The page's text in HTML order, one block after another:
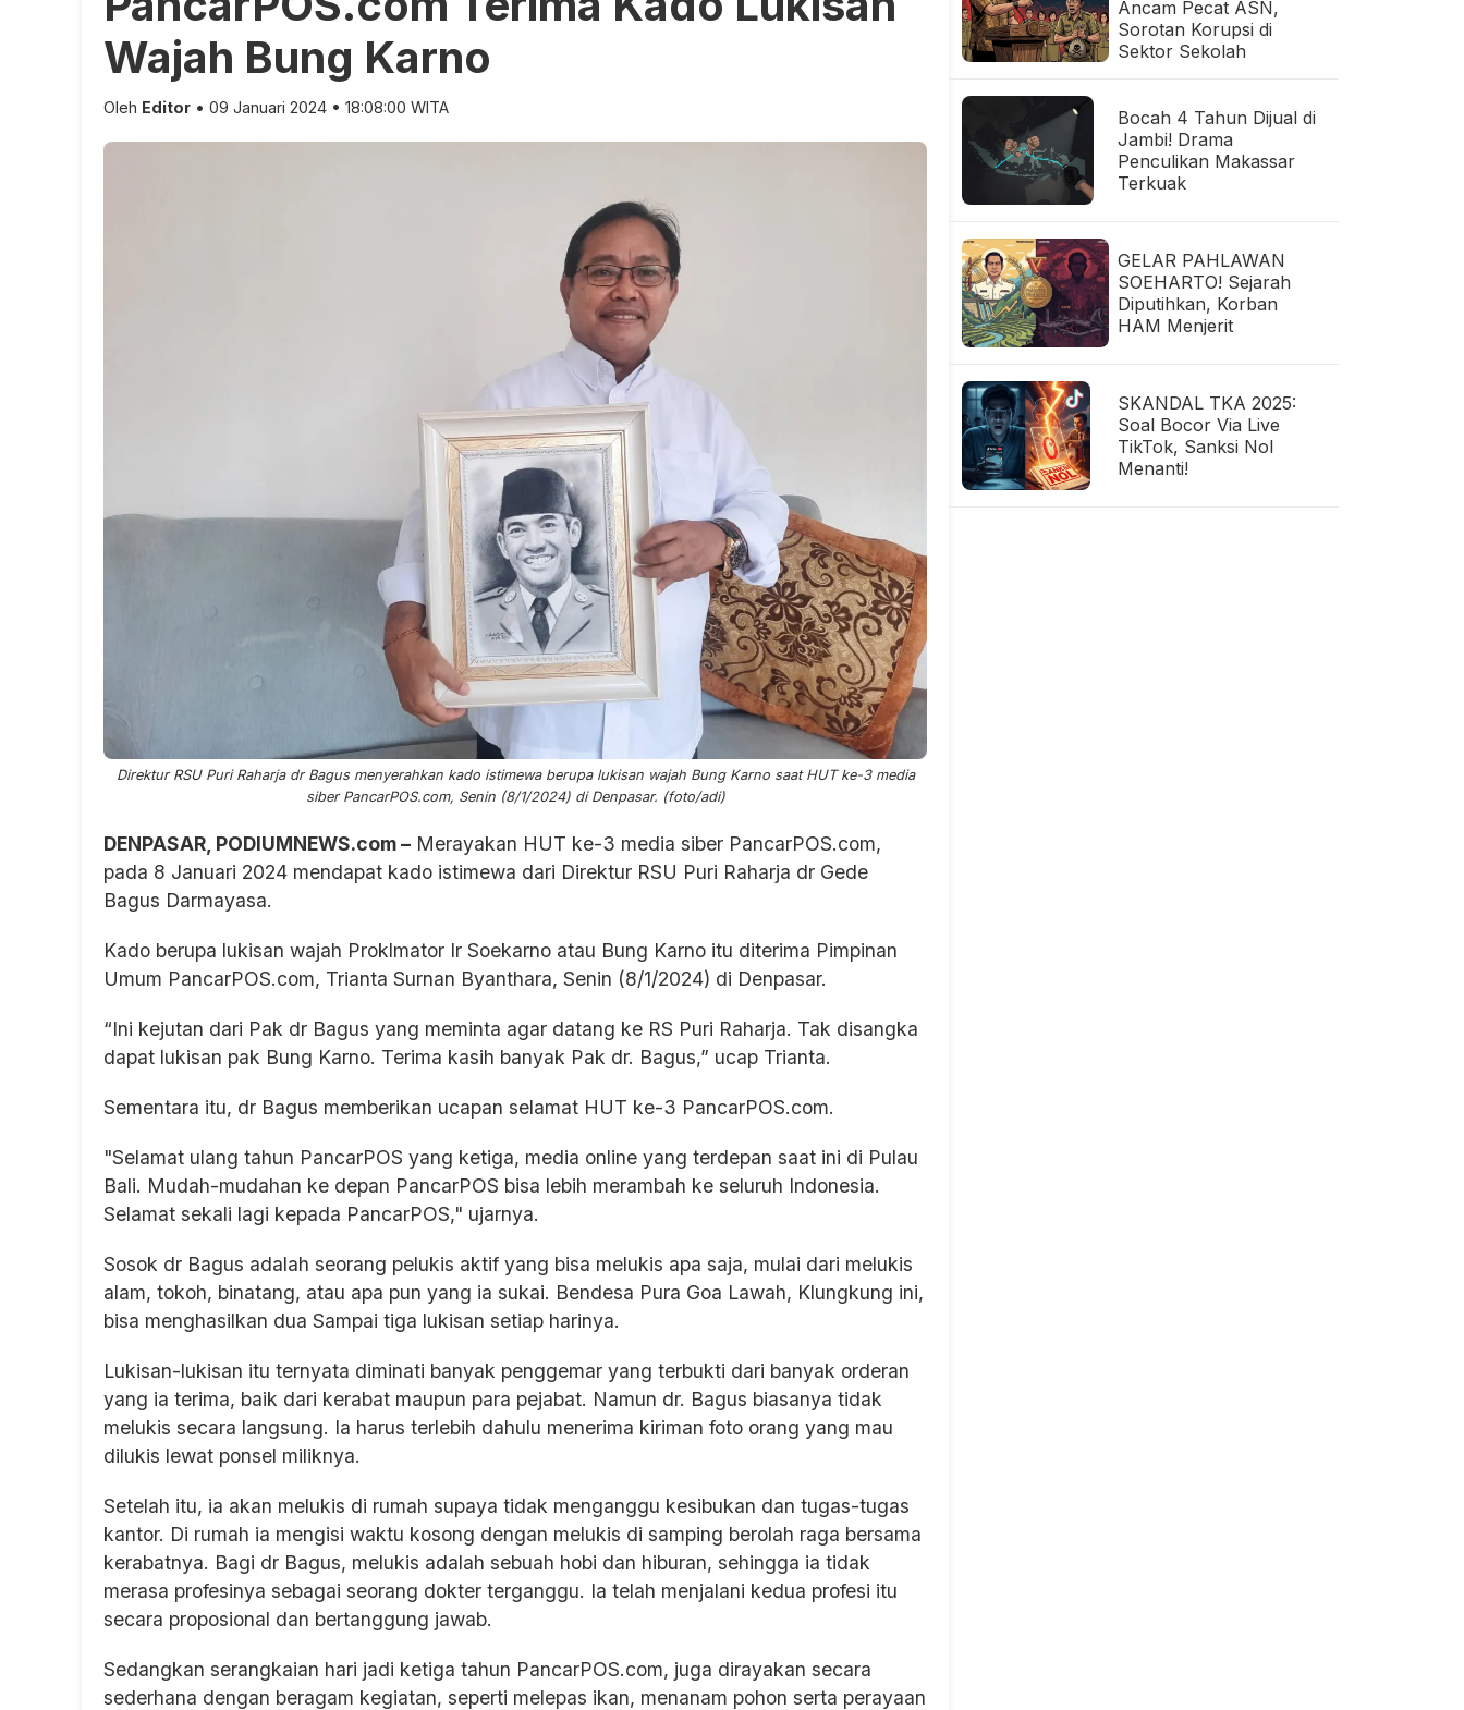
Wajah Bung Karno
Oleh Editor • 09 Januari 2024 • 18:08:00 WITA
Direktur RSU Puri Raharja dr Bagus menyerahkan kado istimewa berupa lukisan wajah Bung Karno saat HUT ke-3 media
siber PancarPOS.com, Senin (8/1/2024) di Denpasar. (foto/adi)
DENPASAR, PODIUMNEWS.com – Merayakan HUT ke-3 media siber PancarPOS.com,
pada 8 Januari 2024 mendapat kado istimewa dari Direktur RSU Puri Raharja dr Gede
Bagus Darmayasa.
Kado berupa lukisan wajah Proklmator Ir Soekarno atau Bung Karno itu diterima Pimpinan
Umum PancarPOS.com, Trianta Surnan Byanthara, Senin (8/1/2024) di Denpasar.
“Ini kejutan dari Pak dr Bagus yang meminta agar datang ke RS Puri Raharja. Tak disangka
dapat lukisan pak Bung Karno. Terima kasih banyak Pak dr. Bagus,” ucap Trianta.
Sementara itu, dr Bagus memberikan ucapan selamat HUT ke-3 PancarPOS.com.
"Selamat ulang tahun PancarPOS yang ketiga, media online yang terdepan saat ini di Pulau
Bali. Mudah-mudahan ke depan PancarPOS bisa lebih merambah ke seluruh Indonesia.
Selamat sekali lagi kepada PancarPOS," ujarnya.
Sosok dr Bagus adalah seorang pelukis aktif yang bisa melukis apa saja, mulai dari melukis
alam, tokoh, binatang, atau apa pun yang ia sukai. Bendesa Pura Goa Lawah, Klungkung ini,
bisa menghasilkan dua Sampai tiga lukisan setiap harinya.
Lukisan-lukisan itu ternyata diminati banyak penggemar yang terbukti dari banyak orderan
yang ia terima, baik dari kerabat maupun para pejabat. Namun dr. Bagus biasanya tidak
melukis secara langsung. Ia harus terlebih dahulu menerima kiriman foto orang yang mau
dilukis lewat ponsel miliknya.
Setelah itu, ia akan melukis di rumah supaya tidak menganggu kesibukan dan tugas-tugas
kantor. Di rumah ia mengisi waktu kosong dengan melukis di samping berolah raga bersama
kerabatnya. Bagi dr Bagus, melukis adalah sebuah hobi dan hiburan, sehingga ia tidak
merasa profesinya sebagai seorang dokter terganggu. Ia telah menjalani kedua profesi itu
secara proposional dan bertanggung jawab.
Sedangkan serangkaian hari jadi ketiga tahun PancarPOS.com, juga dirayakan secara
sederhana dengan beragam kegiatan, seperti melepas ikan, menanam pohon serta perayaan
Ancam Pecat ASN,
Sorotan Korupsi di
Sektor Sekolah
Bocah 4 Tahun Dijual di
Jambi! Drama
Penculikan Makassar
Terkuak
GELAR PAHLAWAN
SOEHARTO! Sejarah
Diputihkan, Korban
HAM Menjerit
SKANDAL TKA 2025:
Soal Bocor Via Live
TikTok, Sanksi Nol
Menanti!